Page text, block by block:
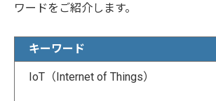
ワードをご紹介します。
キーワード
IoT（Internet of Things）